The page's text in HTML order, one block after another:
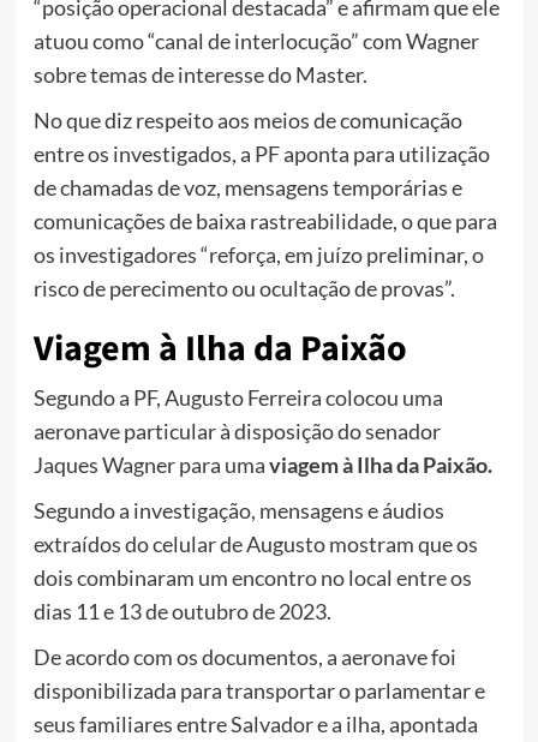
“posição operacional destacada” e afirmam que ele
atuou como “canal de interlocução” com Wagner
sobre temas de interesse do Master.
No que diz respeito aos meios de comunicação
entre os investigados, a PF aponta para utilização
de chamadas de voz, mensagens temporárias e
comunicações de baixa rastreabilidade, o que para
os investigadores “reforça, em juízo preliminar, o
risco de perecimento ou ocultação de provas”.
Viagem à Ilha da Paixão
Segundo a PF, Augusto Ferreira colocou uma
aeronave particular à disposição do senador
Jaques Wagner para umaviagem à Ilha da Paixão.
Segundo a investigação, mensagens e áudios
extraídos do celular de Augusto mostram que os
dois combinaram um encontro no local entre os
dias 11 e 13 de outubro de 2023.
De acordo com os documentos, a aeronave foi
disponibilizada para transportar o parlamentar e
seus familiares entre Salvador e a ilha, apontada